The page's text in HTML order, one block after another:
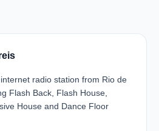
radio station from Rio de
Flash Back, Flash House,
House and Dance Floor